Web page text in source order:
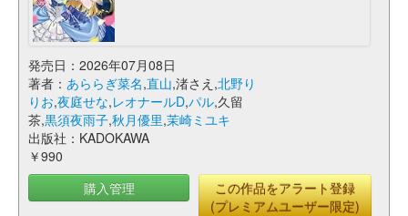
発売日：2026年07月08日
著者： あららぎ菜名,直山,渚さえ,北野り
りお,夜庭せな,レオナールD,パル,久留
茶,黒須夜雨子,秋月優里,茉崎ミユキ
出版社：KADOKAWA
￥990
購入管理
この作品をアラート登録
(プレミアムユーザー限定)